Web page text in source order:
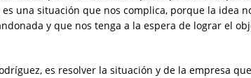
una situación que nos complica, porque la idea
y que nos tenga a la espera de lograr el
es resolver la situación y de la empresa